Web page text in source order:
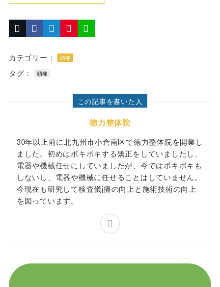
カテゴリー： 頭痛
タグ： 頭痛
この記事を書いた人
徳力整体院
30年以上前に北九州市小倉南区で徳力整体院を開業し
ました。初めはボキボキする矯正をしていましたし、
電器や機械任せにしていましたが、今ではボキボキも
しないし、電器や機械に任せることはしていません。
今現在も研究して検査儀j痛の向上と施術技術の向上
を図っています。